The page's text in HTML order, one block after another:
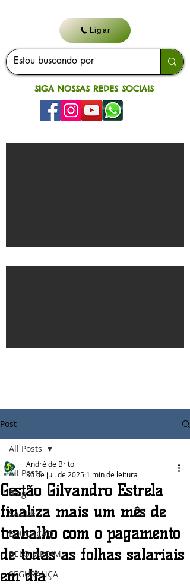
Ligar
SIGA NOSSAS REDES SOCIAIS
Post
All Posts
Blog
SAÚDE
EDUCAÇÃO
BELO JARDIM
SEGURANÇA
All Posts
Gestão Gilvandro Estrela
finaliza mais um mês de
trabalho com o pagamento
de todas as folhas salariais
em dia
André de Brito
30 de jul. de 2025 1 min de leitura